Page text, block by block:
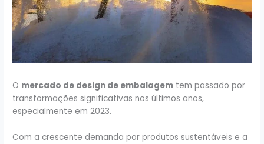
O mercado de design de embalagem tem passado por
transformações significativas nos últimos anos,
especialmente em 2023.
Com a crescente demanda por produtos sustentáveis e a